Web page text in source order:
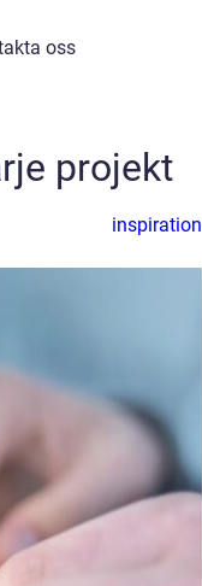
oss
projekt
inspiration